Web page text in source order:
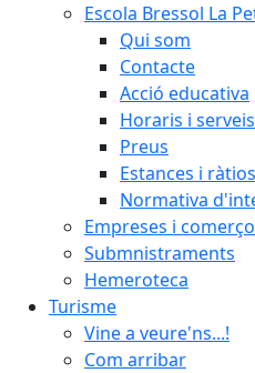
Escola Bressol La
Qui som
Contacte
Acció educativa
Horaris i serveis
Preus
Estances i ràtios
Normativa
Empreses i
Submnistraments
Hemeroteca
Turisme
Vine a veure'ns...!
Com arribar